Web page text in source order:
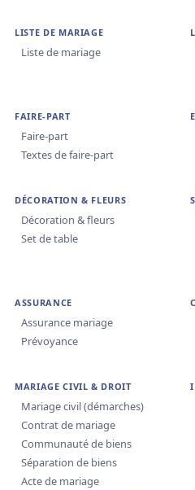
LISTE DE MARIAGE
Liste de mariage
FAIRE-PART
Faire-part
Textes de faire-part
DÉCORATION & FLEURS
Décoration & fleurs
Set de table
ASSURANCE
Assurance mariage
Prévoyance
MARIAGE CIVIL & DROIT
Mariage civil (démarches)
Contrat de mariage
Communauté de biens
Séparation de biens
Acte de mariage